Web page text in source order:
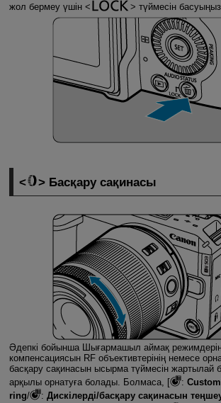
жол бермеу үшін
түймесін
Басқару сақинасы
Әдепкі бойынша Шығармашыл аймақ
компенсациясын RF объективтерінің немесе
басқару сақинасын ысырма түймесін жартылай
арқылы орнатуға болады. Болмаса, [
:
ring/ : Дискілерді/басқару сақинасын